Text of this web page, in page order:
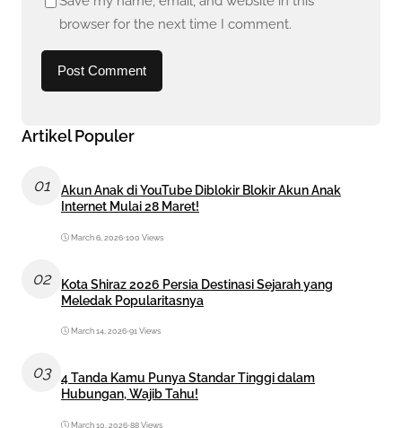
browser for the next time I comment.
Artikel Populer
01
Akun Anak di YouTube Diblokir Blokir Akun Anak
Internet Mulai 28 Maret!
March 6, 2026•100 Views
02
Kota Shiraz 2026 Persia Destinasi Sejarah yang
Meledak Popularitasnya
March 14, 2026•91 Views
03
4 Tanda Kamu Punya Standar Tinggi dalam
Hubungan, Wajib Tahu!
March 10, 2026•88 Views